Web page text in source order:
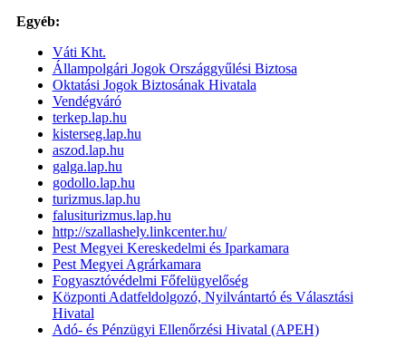
Egyéb:
Váti Kht.
Állampolgári Jogok Országgyűlési Biztosa
Oktatási Jogok Biztosának Hivatala
Vendégváró
terkep.lap.hu
kisterseg.lap.hu
aszod.lap.hu
galga.lap.hu
godollo.lap.hu
turizmus.lap.hu
falusiturizmus.lap.hu
http://szallashely.linkcenter.hu/
Pest Megyei Kereskedelmi és Iparkamara
Pest Megyei Agrárkamara
Fogyasztóvédelmi Főfelügyelőség
Központi Adatfeldolgozó, Nyilvántartó és Választási
Hivatal
Adó- és Pénzügyi Ellenőrzési Hivatal (APEH)